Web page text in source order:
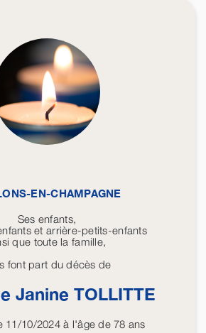
EN-CHAMPAGNE
Ses enfants,
et arrière-petits-enfants
que toute la famille,
font part du décès de
Janine TOLLITTE
11/10/2024 à l'âge de 78 ans